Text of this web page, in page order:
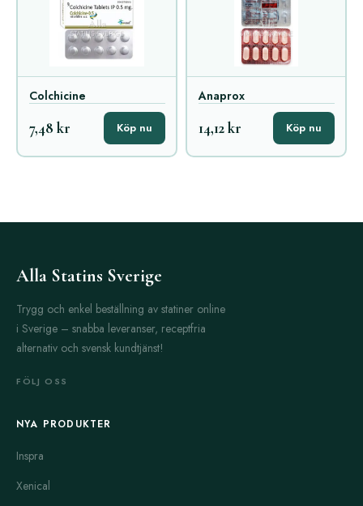
Colchicine
7,48 kr Köp nu
Anaprox
14,12 kr Köp nu
Alla Statins Sverige
Trygg och enkel beställning av statiner online
i Sverige – snabba leveranser, receptfria
alternativ och svensk kundtjänst!
FÖLJ OSS
NYA PRODUKTER
Inspra
Xenical